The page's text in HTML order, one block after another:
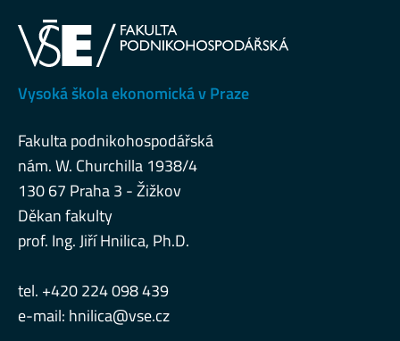
Vysoká škola ekonomická v Praze
Fakulta podnikohospodářská
nám. W. Churchilla 1938/4
130 67 Praha 3 - Žižkov
Děkan fakulty
prof. Ing. Jiří Hnilica, Ph.D.
tel. +420 224 098 439
e-mail: hnilica@vse.cz